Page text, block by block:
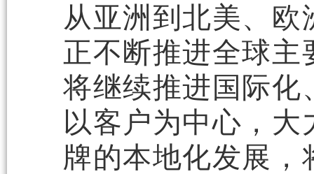
从亚洲到北美、
正不断推进全球
将继续推进国际化
以客户为中心，
牌的本地化发展